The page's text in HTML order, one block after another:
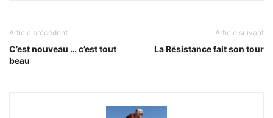
Article précédent
C’est nouveau … c’est tout
beau
Article suivant
La Résistance fait son tour